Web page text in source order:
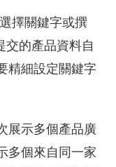
擇關鍵字或撰
交的產品資料自
精細設定關鍵字
展示多個產品廣
多個來自同一家